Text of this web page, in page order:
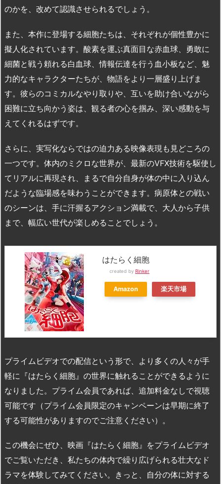
のかを、改めて認識させられるでしょう。
また、本作に登場する細胞たちは、それぞれが個性豊かに
擬人化されています。酸素を運ぶ真面目な赤血球、勇敢に
細菌と戦う頼れる白血球、情報伝達を行う血小板など、魅
力的なキャラクターたちが、物語をより一層盛り上げま
す。彼らのコミカルなやり取りや、互いを助け合いながら
困難に立ち向かう姿は、観る者の心を掴み、深い感動を与
えてくれるはずです。
さらに、実写化ならではの迫力ある映像表現も見どころの
一つです。体内のミクロな世界が、最新のVFX技術を駆使し
てリアルに再現され、まるで自分自身が体の中に入り込ん
だような臨場感を味わうことができます。病原体との戦い
のシーンは、手に汗握るアクション満載で、大人から子供
まで、幅広い世代が楽しめることでしょう。
はたらく細胞
created by Rinker
Amazon 楽天市場
プライムビデオでの配信という形で、より多くの人々が手
軽に『はたらく細胞』の世界に触れることができるように
なりました。プライム会員であれば、追加料金なしで視聴
可能です（プライム会員限定のキャンペーンは早期に終了
する可能性がありますのでご注意ください）。
この機会にぜひ、映画『はたらく細胞』をプライムビデオ
でご覧いただき、私たちの体内で繰り広げられる壮大なド
ラマを体験してみてください。きっと、自分の体に対する